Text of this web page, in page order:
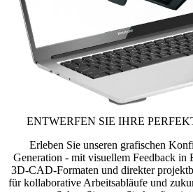
ENTWERFEN SIE IHRE
Erleben Sie unseren grafischen
Generation - mit visuellem Feedback in
3D-CAD-Formaten und direkter
für kollaborative Arbeitsabläufe und